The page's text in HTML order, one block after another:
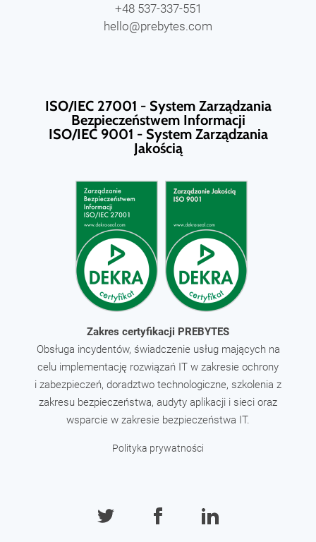
ISO/IEC 27001 - System Zarządzania
Bezpieczeństwem Informacji
ISO/IEC 9001 - System Zarządzania
Jakością
+48 537-337-551
hello@prebytes.com
Zakres certyfikacji PREBYTES
Obsługa incydentów, świadczenie usług mających na
celu implementację rozwiązań IT w zakresie ochrony
i zabezpieczeń, doradztwo technologiczne, szkolenia z
zakresu bezpieczeństwa, audyty aplikacji i sieci oraz
wsparcie w zakresie bezpieczeństwa IT.
Polityka prywatności